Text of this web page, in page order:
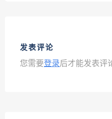
发表评论
您需要登录后才能发表评